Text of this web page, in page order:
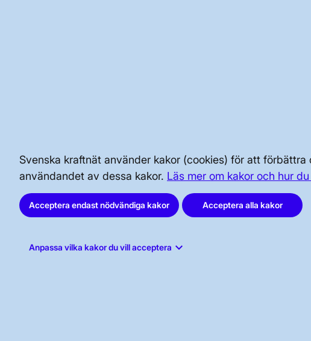
Svenska kraftnät använder kakor (cookies) för att
användandet av dessa kakor. Läs mer om kakor och hur
Acceptera endast nödvändiga kakor Acceptera alla kakor
Anpassa vilka kakor du vill acceptera keyboard_arrow_down
AKTÖRSPORTALEN